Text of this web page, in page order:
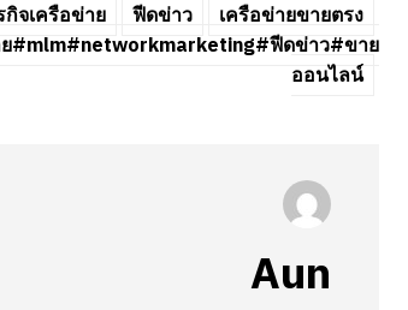
กิจเครือข่าย ฟีดข่าว
เครือข่ายขายตรง
#mlm#networkmarketing#ฟีดข่าว#ขาย
ออนไลน์
Aun